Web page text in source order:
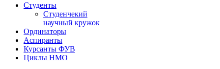
Студенты
Студенчекий
научный кружок
Ординаторы
Аспиранты
Курсанты ФУВ
Циклы НМО